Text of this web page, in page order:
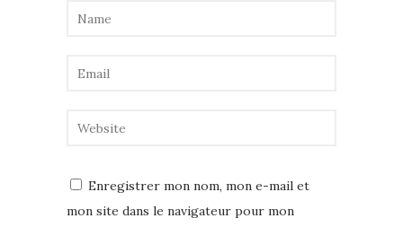
Enregistrer mon nom, mon e-mail et
mon site dans le navigateur pour mon